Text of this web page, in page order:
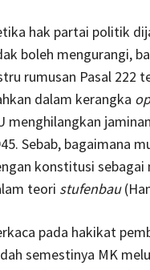
hak partai politik
boleh mengurangi,
rumusan Pasal 222
dalam kerangka
menghilangkan
Sebab, bagaimana
konstitusi
teori stufenbau
pada hakikat
semestinya MK